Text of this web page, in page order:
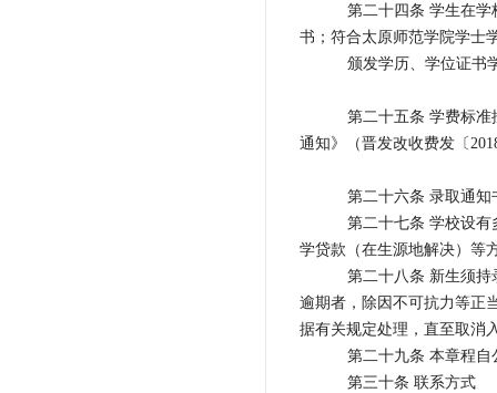
第二十四条 学生在
书；符合太原师范学院学士
颁发学历、学位证书
第二十五条 学费标
通知》（晋发改收费发〔
第二十六条 录取通知
第二十七条 学校设
学贷款（在生源地解决）等
第二十八条 新生须
逾期者，除因不可抗力等正
据有关规定处理，直至取消
第二十九条 本章程
第三十条 联系方式